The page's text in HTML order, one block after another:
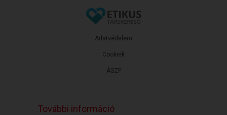
ÁSZF
Adatvédelem
Cookiek
További információ